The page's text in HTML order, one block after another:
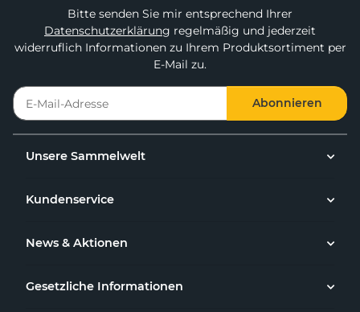
Bitte senden Sie mir entsprechend Ihrer
Datenschutzerklärung regelmäßig und jederzeit
widerruflich Informationen zu Ihrem Produktsortiment per
E-Mail zu.
Abonnieren
Unsere Sammelwelt
Kundenservice
News & Aktionen
Gesetzliche Informationen